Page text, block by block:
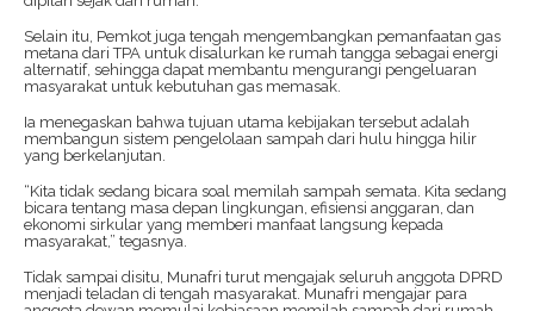
Selain itu, Pemkot juga tengah mengembangkan pemanfaatan gas
metana dari TPA untuk disalurkan ke rumah tangga sebagai energi
alternatif, sehingga dapat membantu mengurangi pengeluaran
masyarakat untuk kebutuhan gas memasak.
Ia menegaskan bahwa tujuan utama kebijakan tersebut adalah
membangun sistem pengelolaan sampah dari hulu hingga hilir
yang berkelanjutan.
“Kita tidak sedang bicara soal memilah sampah semata. Kita sedang
bicara tentang masa depan lingkungan, efisiensi anggaran, dan
ekonomi sirkular yang memberi manfaat langsung kepada
masyarakat,” tegasnya.
Tidak sampai disitu, Munafri turut mengajak seluruh anggota DPRD
menjadi teladan di tengah masyarakat. Munafri mengajar para